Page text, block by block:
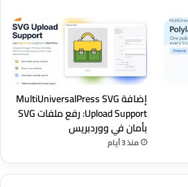
إضافة MultiUniversalPress SVG
Upload Support: رفع ملفات SVG
بأمان في ووردبريس
منذ 3 أيام